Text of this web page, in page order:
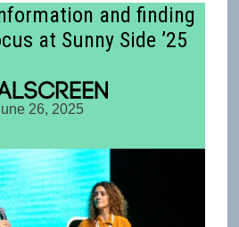
and finding
at Sunny Side ’25
26, 2025